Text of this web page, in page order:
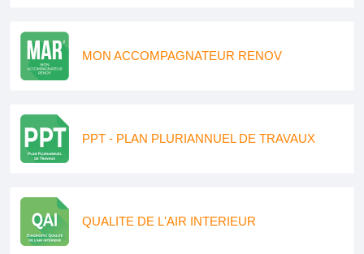
MON ACCOMPAGNATEUR RENOV
PPT - PLAN PLURIANNUEL DE TRAVAUX
QUALITE DE L'AIR INTERIEUR